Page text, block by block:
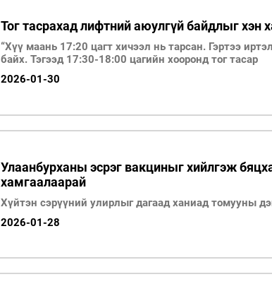
Тог тасрахад лифтний аюулгүй байдлыг хэн
“Хүү маань 17:20 цагт хичээл нь тарсан. Гэртээ
байх. Тэгээд 17:30-18:00 цагийн хооронд тог тасар
2026-01-30
Улаанбурханы эсрэг вакциныг хийлгэж
хамгаалаарай
Хүйтэн сэрүүний улирлыг дагаад ханиад томууны
2026-01-28